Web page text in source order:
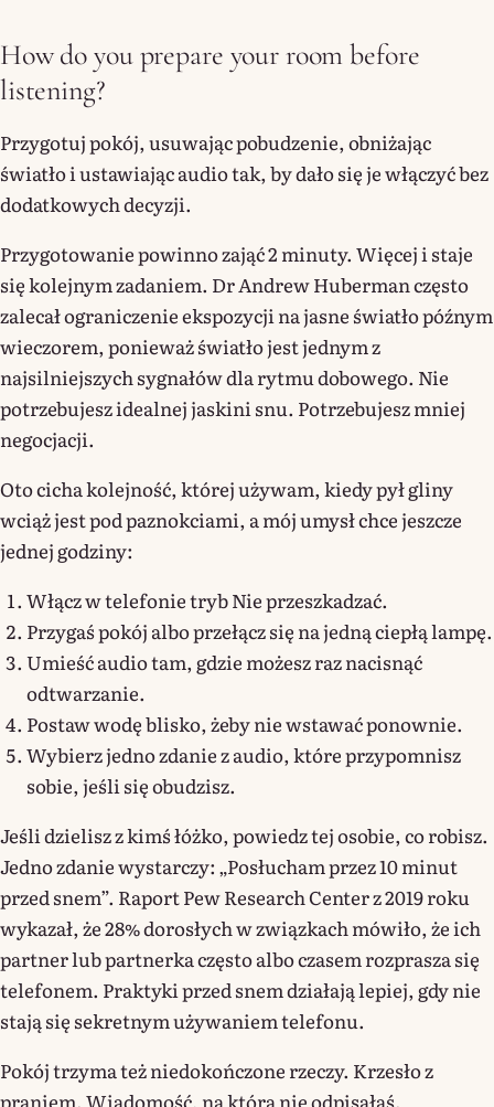
How do you prepare your room before
listening?
Przygotuj pokój, usuwając pobudzenie, obniżając
światło i ustawiając audio tak, by dało się je włączyć bez
dodatkowych decyzji.
Przygotowanie powinno zająć 2 minuty. Więcej i staje
się kolejnym zadaniem. Dr Andrew Huberman często
zalecał ograniczenie ekspozycji na jasne światło późnym
wieczorem, ponieważ światło jest jednym z
najsilniejszych sygnałów dla rytmu dobowego. Nie
potrzebujesz idealnej jaskini snu. Potrzebujesz mniej
negocjacji.
Oto cicha kolejność, której używam, kiedy pył gliny
wciąż jest pod paznokciami, a mój umysł chce jeszcze
jednej godziny:
Włącz w telefonie tryb Nie przeszkadzać.
Przygaś pokój albo przełącz się na jedną ciepłą lampę.
Umieść audio tam, gdzie możesz raz nacisnąć
odtwarzanie.
Postaw wodę blisko, żeby nie wstawać ponownie.
Wybierz jedno zdanie z audio, które przypomnisz
sobie, jeśli się obudzisz.
Jeśli dzielisz z kimś łóżko, powiedz tej osobie, co robisz.
Jedno zdanie wystarczy: „Posłucham przez 10 minut
przed snem”. Raport Pew Research Center z 2019 roku
wykazał, że 28% dorosłych w związkach mówiło, że ich
partner lub partnerka często albo czasem rozprasza się
telefonem. Praktyki przed snem działają lepiej, gdy nie
stają się sekretnym używaniem telefonu.
Pokój trzyma też niedokończone rzeczy. Krzesło z
praniem. Wiadomość, na którą nie odpisałaś.